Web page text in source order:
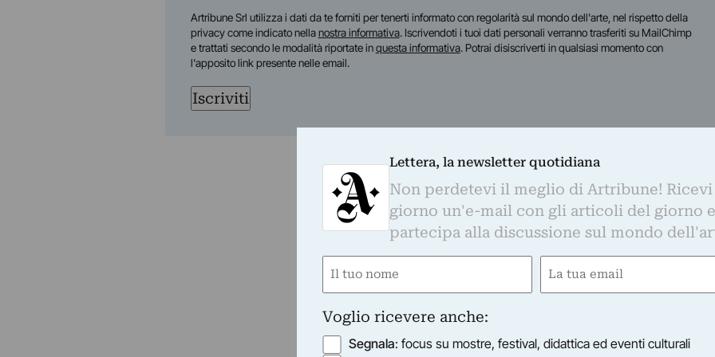
Artribune Srl utilizza i dati da te forniti per tenerti informato con regolarità sul mondo dell'arte, nel rispetto della
privacy come indicato nellanostra informativa. Iscrivendoti i tuoi dati personali verranno trasferiti su MailChimp
e trattati secondo le modalità riportate inquesta informativa. Potrai disiscriverti in qualsiasi momento con
l'apposito link presente nelle email.
Iscriviti
Lettera, la newsletter quotidiana
Non perdetevi il meglio di Artribune! Ricevi
giorno un'e-mail con gli articoli del giorno e
partecipa alla discussione sul mondo
Nome
Email
Voglio ricevere anche:
Segnala: focus su mostre, festival, didattica ed eventi culturali